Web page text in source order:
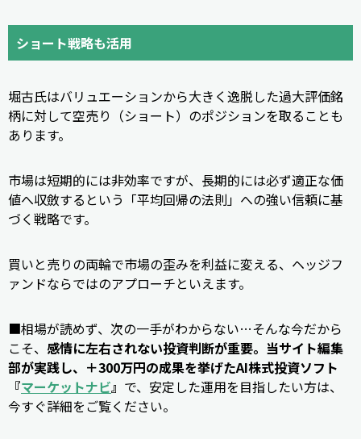
ショート戦略も活用
堀古氏はバリュエーションから大きく逸脱した過大評価銘
柄に対して空売り（ショート）のポジションを取ることも
あります。
市場は短期的には非効率ですが、長期的には必ず適正な価
値へ収斂するという「平均回帰の法則」への強い信頼に基
づく戦略です。
買いと売りの両輪で市場の歪みを利益に変える、ヘッジフ
ァンドならではのアプローチといえます。
■相場が読めず、次の一手がわからない…そんな今だから
こそ、 感情に左右されない投資判断が重要。当サイト編集
部が実践し、＋300万円の成果を挙げたAI株式投資ソフト
『マーケットナビ』 で、安定した運用を目指したい方は、
今すぐ詳細をご覧ください。